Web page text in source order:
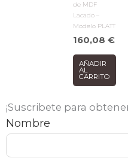
de MDF
Lacado –
Modelo PLATT
160,08€
AÑADIR
AL
CARRITO
¡Suscribete para
Nombre